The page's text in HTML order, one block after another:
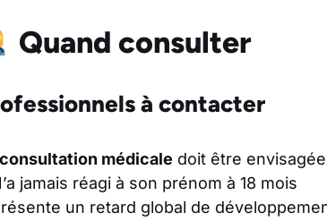
Quand consulter
à contacter
consultation médicale doit être
jamais réagi à son prénom à 18 mois
un retard global de